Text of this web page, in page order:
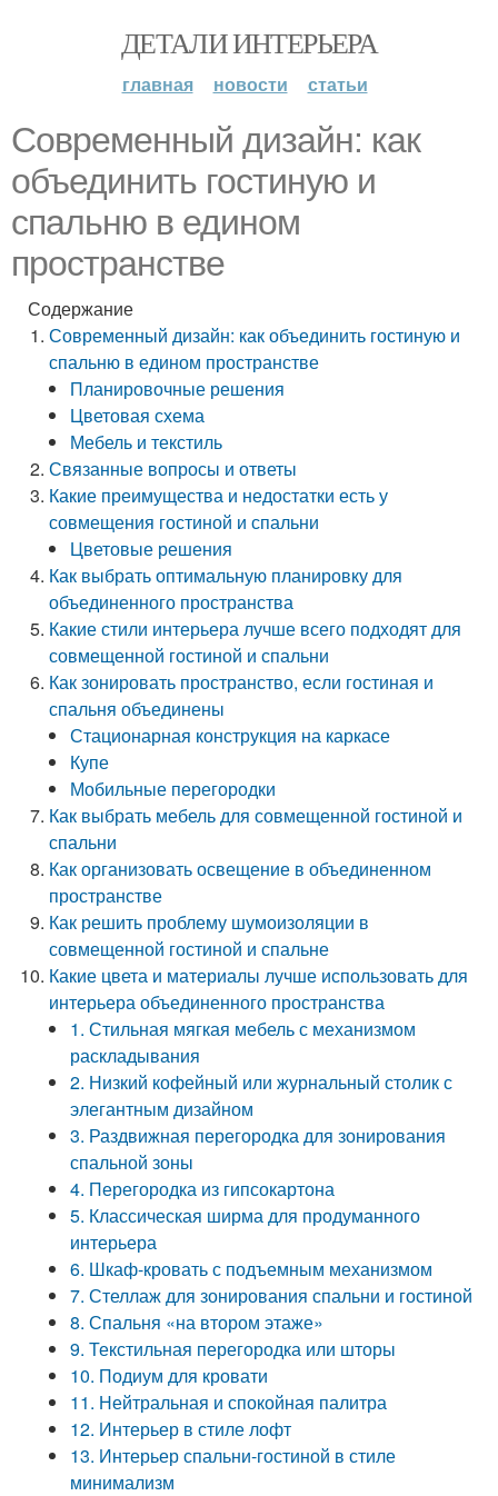
ДЕТАЛИ ИНТЕРЬЕРА
главная новости статьи
Современный дизайн: как
объединить гостиную и
спальню в едином
пространстве
Содержание
Современный дизайн: как объединить гостиную и
спальню в едином пространстве
Планировочные решения
Цветовая схема
Мебель и текстиль
Связанные вопросы и ответы
Какие преимущества и недостатки есть у
совмещения гостиной и спальни
Цветовые решения
Как выбрать оптимальную планировку для
объединенного пространства
Какие стили интерьера лучше всего подходят для
совмещенной гостиной и спальни
Как зонировать пространство, если гостиная и
спальня объединены
Стационарная конструкция на каркасе
Купе
Мобильные перегородки
Как выбрать мебель для совмещенной гостиной и
спальни
Как организовать освещение в объединенном
пространстве
Как решить проблему шумоизоляции в
совмещенной гостиной и спальне
Какие цвета и материалы лучше использовать для
интерьера объединенного пространства
1. Стильная мягкая мебель с механизмом
раскладывания
2. Низкий кофейный или журнальный столик с
элегантным дизайном
3. Раздвижная перегородка для зонирования
спальной зоны
4. Перегородка из гипсокартона
5. Классическая ширма для продуманного
интерьера
6. Шкаф-кровать с подъемным механизмом
7. Стеллаж для зонирования спальни и гостиной
8. Спальня «на втором этаже»
9. Текстильная перегородка или шторы
10. Подиум для кровати
11. Нейтральная и спокойная палитра
12. Интерьер в стиле лофт
13. Интерьер спальни-гостиной в стиле
минимализм